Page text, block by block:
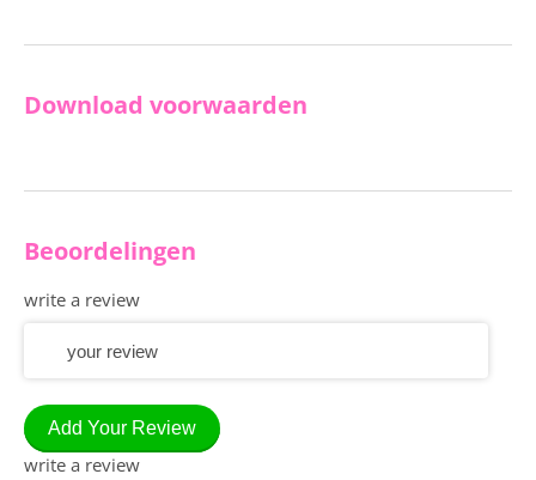
Download voorwaarden
Beoordelingen
write a review
Add Your Review
write a review